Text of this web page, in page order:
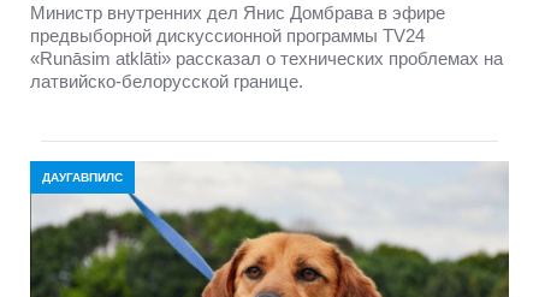
Министр внутренних дел Янис Домбрава в эфире
предвыборной дискуссионной программы TV24
«Runāsim atklāti» рассказал о технических проблемах на
латвийско-белорусской границе.
ДАУГАВПИЛС